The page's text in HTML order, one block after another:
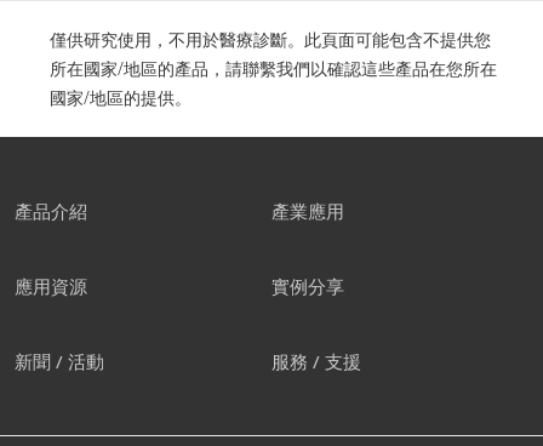
公司地址
我們建議您創建屬於自己的帳
僅供研究使用，不用於醫療診斷。此頁面可能包含不提供您
所在國家/地區的產品，請聯繫我們以確認這些產品在您所在
國家/地區的提供。
產品介紹 產業應用
應用資源 實例分享
新聞 / 活動 服務 / 支援